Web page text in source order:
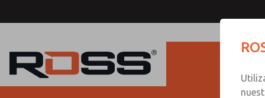
válvula de escape segura de